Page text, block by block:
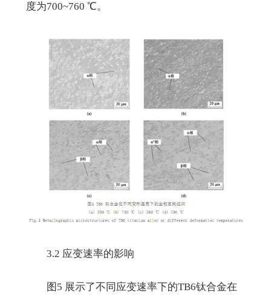
度为700~760 ℃。
3.2 应变速率的影响
图5 展示了不同应变速率下的TB6钛合金在